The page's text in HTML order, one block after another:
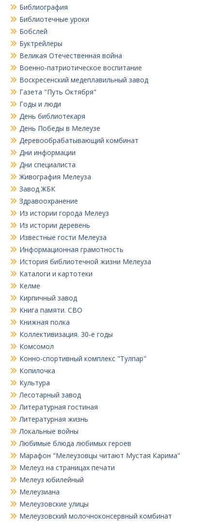
Библиография
Библиотечные уроки
Бобслей
Буктрейлеры
Великая Отечественная война
Военно-патриотическое воспитание
Воскресенский медеплавильный завод
Газета "Путь Октября"
Годы и люди
День библиотекаря
День Победы в Мелеузе
Деревообрабатывающий комбинат
Дни информации
Дни специалиста
Живография Мелеуза
Завод ЖБК
Здравоохранение
Из истории города Мелеуз
Из истории деревень
Известные гости Мелеуза
Информационная грамотность
История библиотечной жизни Мелеуза
Каталоги и картотеки
Келме
Кирпичный завод
Книга памяти. СВО
Книжная полка
Коллективизация. 30-е годы
Комсомол
Конно-спортивный комплекс "Тулпар"
Копилочка
Культура
Лесотарный завод
Литературная гостиная
Литературная жизнь
Локальные войны
Любимые блюда любимых героев
Марафон "Мелеузовцы читают Мустая Карима"
Мелеуз на страницах печати
Мелеуз юбилейный
Мелеузиана
Мелеузовские улицы
Мелеузовский молочноконсервный комбинат